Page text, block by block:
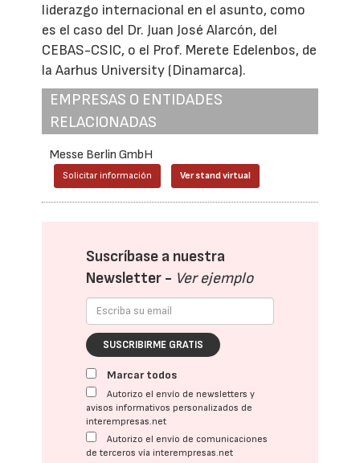
liderazgo internacional en el asunto, como
es el caso del Dr. Juan José Alarcón, del
CEBAS-CSIC, o el Prof. Merete Edelenbos, de
la Aarhus University (Dinamarca).
EMPRESAS O ENTIDADES
RELACIONADAS
Messe Berlin GmbH
Solicitar información Ver stand virtual
Suscríbase a nuestra
Newsletter - Ver ejemplo
SUSCRIBIRME GRATIS
Marcar todos
Autorizo el envío de newsletters y
avisos informativos personalizados de
interempresas.net
Autorizo el envío de comunicaciones
de terceros vía interempresas.net